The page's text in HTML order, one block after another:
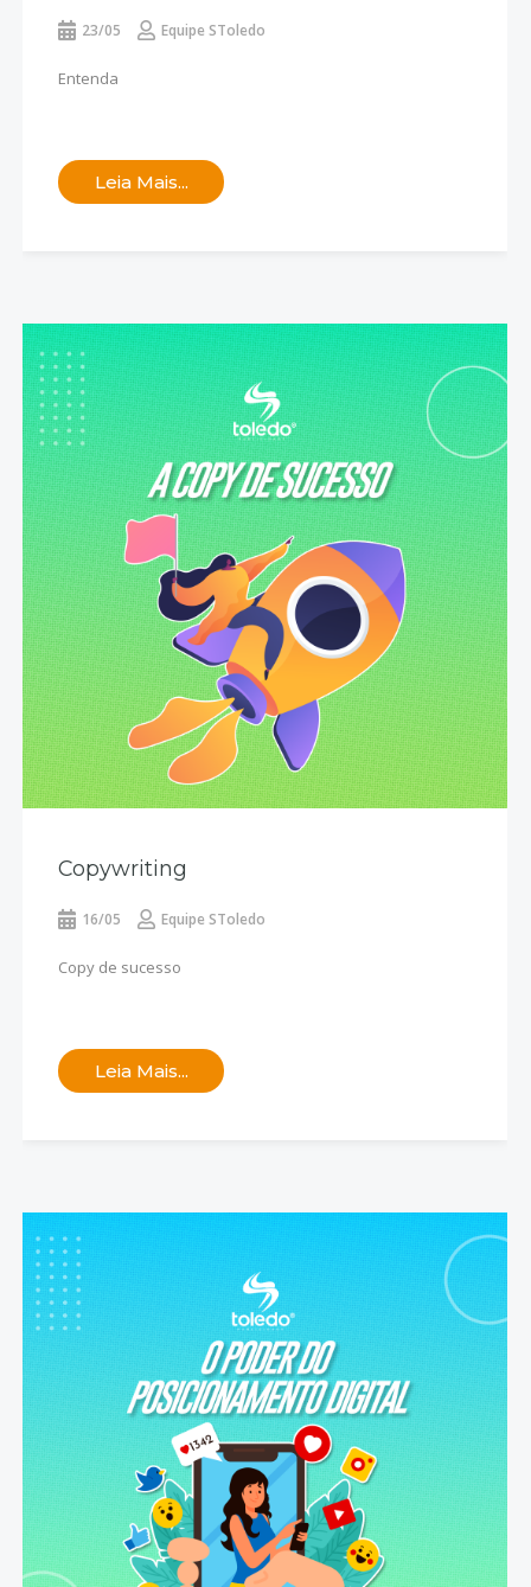
23/05 Equipe SToledo
Entenda
Leia Mais...
Copywriting
16/05 Equipe SToledo
Copy de sucesso
Leia Mais...